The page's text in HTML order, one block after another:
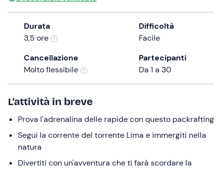
the
question
mark
the
shortcuts
for
changing
dates.
Durata
3,5 ore
Difficoltà
Facile
Cancellazione
Molto flessibile
Partecipanti
Da 1 a 30
L’attività in breve
Prova l'adrenalina delle rapide con questo packrafting
Segui la corrente del torrente Lima e immergiti nella
natura
Divertiti con un'avventura che ti farà scordare la